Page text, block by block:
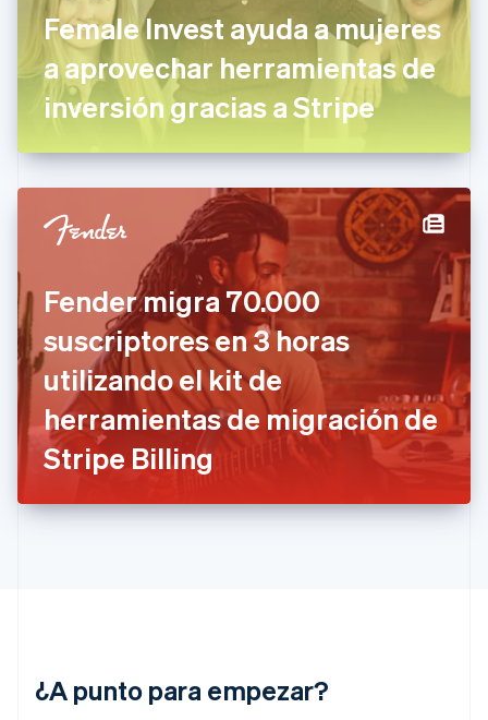
Female Invest ayuda a mujeres
a aprovechar herramientas de
inversión gracias a Stripe
Fender migra 70.000
suscriptores en 3 horas
utilizando el kit de
herramientas de migración de
Stripe Billing
¿A punto para empezar?
Emiratos Árabes Unidos
English
Eslovaquia
English
Eslovenia
España
English 简体中文
Estonia
EnglishSvenska
Francia
FrançaisEnglish
Gibraltar
English
Grecia
English
Hungría
English
India
Letonia
English